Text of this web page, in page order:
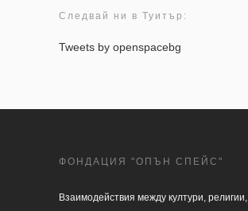
Следвай ни в Туитър:
Tweets by openspacebg
ФОНДАЦИЯ "ОПЪН СПЕЙС"
Взаимодействия между култури, религии,